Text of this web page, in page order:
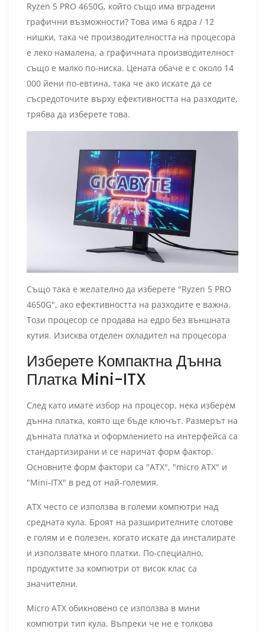
Ryzen 5 PRO 4650G, който също има вградени
графични възможности? Това има 6 ядра / 12
нишки, така че производителността на процесора
е леко намалена, а графичната производителност
също е малко по-ниска. Цената обаче е с около 14
000 йени по-евтина, така че ако искате да се
съсредоточите върху ефективността на разходите,
трябва да изберете това.
Също така е желателно да изберете "Ryzen 5 PRO
4650G", ако ефективността на разходите е важна.
Този процесор се продава на едро без външната
кутия. Изисква отделен охладител на процесора
Изберете Компактна Дънна
Платка Mini-ITX
След като имате избор на процесор, нека изберем
дънна платка, която ще бъде ключът. Размерът на
дънната платка и оформлението на интерфейса са
стандартизирани и се наричат ​​форм фактор.
Основните форм фактори са "ATX", "micro ATX" и
"Mini-ITX" в ред от най-големия.
ATX често се използва в големи компютри над
средната кула. Броят на разширителните слотове
е голям и е полезен, когато искате да инсталирате
и използвате много платки. По-специално,
продуктите за компютри от висок клас са
значителни.
Micro ATX обикновено се използва в мини
компютри тип кула. Въпреки че не е толкова